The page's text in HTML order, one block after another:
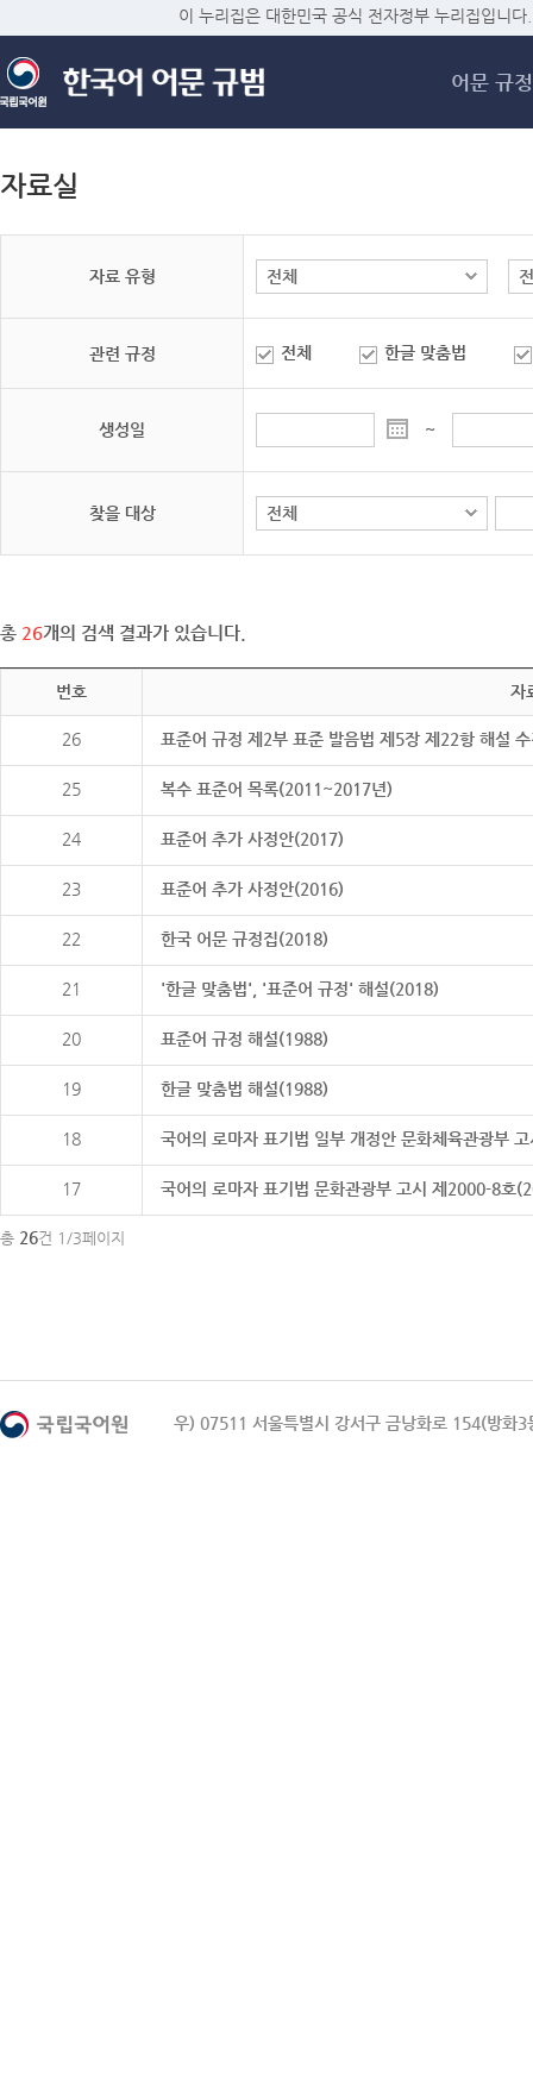
메
이 누리집은 대한민국 공식 전자정부 누리집입니다.
어문 규정
자료실
자료 유형
관련 규정 전체 한글 맞춤법
생성일 ~
찾을 대상
총 26개의 검색 결과가 있습니다.
번호 자
26 표준어 규정 제2부 표준 발음법 제5장 제22항 해설
25 복수 표준어 목록(2011~2017년)
24 표준어 추가 사정안(2017)
23 표준어 추가 사정안(2016)
22 한국 어문 규정집(2018)
21 '한글 맞춤법', '표준어 규정' 해설(2018)
20 표준어 규정 해설(1988)
19 한글 맞춤법 해설(1988)
18 국어의 로마자 표기법 일부 개정안 문화체육관광부
17 국어의 로마자 표기법 문화관광부 고시 제2000-8호
총 26건 1/3페이지
우) 07511 서울특별시 강서구 금낭화로 154(방화3